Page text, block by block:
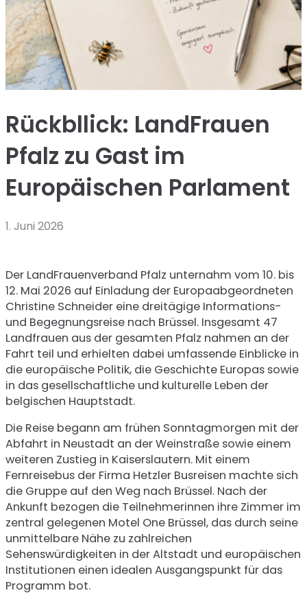
Rückbllick: LandFrauen
Pfalz zu Gast im
Europäischen Parlament
1. Juni 2026
Der LandFrauenverband Pfalz unternahm vom 10. bis
12. Mai 2026 auf Einladung der Europaabgeordneten
Christine Schneider eine dreitägige Informations-
und Begegnungsreise nach Brüssel. Insgesamt 47
Landfrauen aus der gesamten Pfalz nahmen an der
Fahrt teil und erhielten dabei umfassende Einblicke in
die europäische Politik, die Geschichte Europas sowie
in das gesellschaftliche und kulturelle Leben der
belgischen Hauptstadt.
Die Reise begann am frühen Sonntagmorgen mit der
Abfahrt in Neustadt an der Weinstraße sowie einem
weiteren Zustieg in Kaiserslautern. Mit einem
Fernreisebus der Firma Hetzler Busreisen machte sich
die Gruppe auf den Weg nach Brüssel. Nach der
Ankunft bezogen die Teilnehmerinnen ihre Zimmer im
zentral gelegenen Motel One Brüssel, das durch seine
unmittelbare Nähe zu zahlreichen
Sehenswürdigkeiten in der Altstadt und europäischen
Institutionen einen idealen Ausgangspunkt für das
Programm bot.